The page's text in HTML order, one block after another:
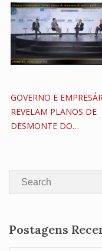
GOVERNO E
REVELAM PLANOS DE
DESMONTE DO…
Search
Postagens